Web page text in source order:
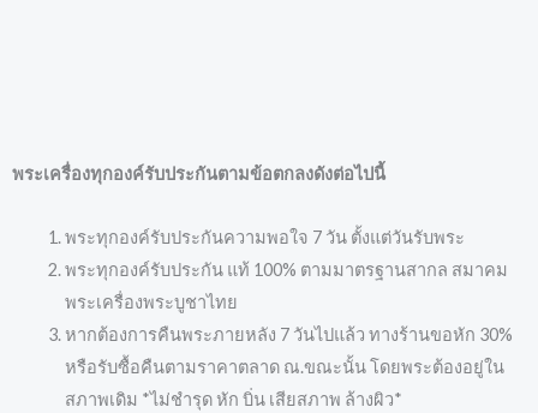
พระเครื่องทุกองค์รับประกันตามข้อตกลงดังต่อไปนี้
พระทุกองค์รับประกันความพอใจ 7 วัน ตั้งแต่วันรับพระ
พระทุกองค์รับประกัน แท้ 100% ตามมาตรฐานสากล สมาคม
พระเครื่องพระบูชาไทย
หากต้องการคืนพระภายหลัง 7 วันไปแล้ว ทางร้านขอหัก 30%
หรือรับซื้อคืนตามราคาตลาด ณ.ขณะนั้น โดยพระต้องอยู่ใน
สภาพเดิม *ไม่ชำรุด หัก บิ่น เสียสภาพ ล้างผิว*